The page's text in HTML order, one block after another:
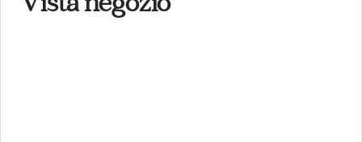
Vista negozio